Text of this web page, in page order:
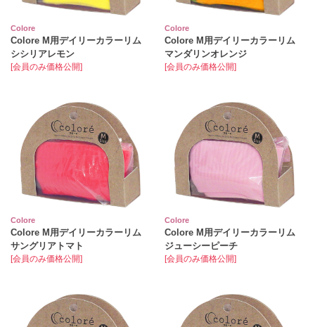
Colore
Colore M用デイリーカラーリム
シシリアレモン
[会員のみ価格公開]
Colore
Colore M用デイリーカラーリム
マンダリンオレンジ
[会員のみ価格公開]
Colore
Colore M用デイリーカラーリム
サングリアトマト
[会員のみ価格公開]
Colore
Colore M用デイリーカラーリム
ジューシーピーチ
[会員のみ価格公開]